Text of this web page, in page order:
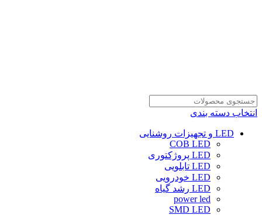
انتخاب دسته بندی
LED و تجهیزات روشنایی
COB LED
LED پروژکتوری
LED تابلویی
LED خودرویی
LED رشد گیاه
power led
SMD LED